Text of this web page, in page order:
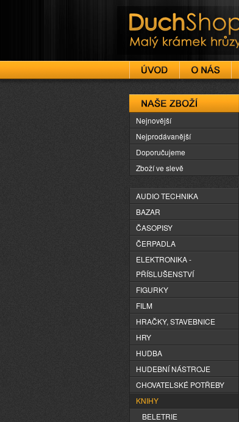
DuchShop
Naše zboží
Nejnovější
Nejprodávanější
Doporučujeme
Zboží ve slevě
AUDIO TECHNIKA
BAZAR
ČASOPISY
ČERPADLA
ELEKTRONIKA -
PŘÍSLUŠENSTVÍ
FIGURKY
FILM
HRAČKY, STAVEBNICE
HRY
HUDBA
HUDEBNÍ NÁSTROJE
CHOVATELSKÉ POTŘEBY
KNIHY
BELETRIE